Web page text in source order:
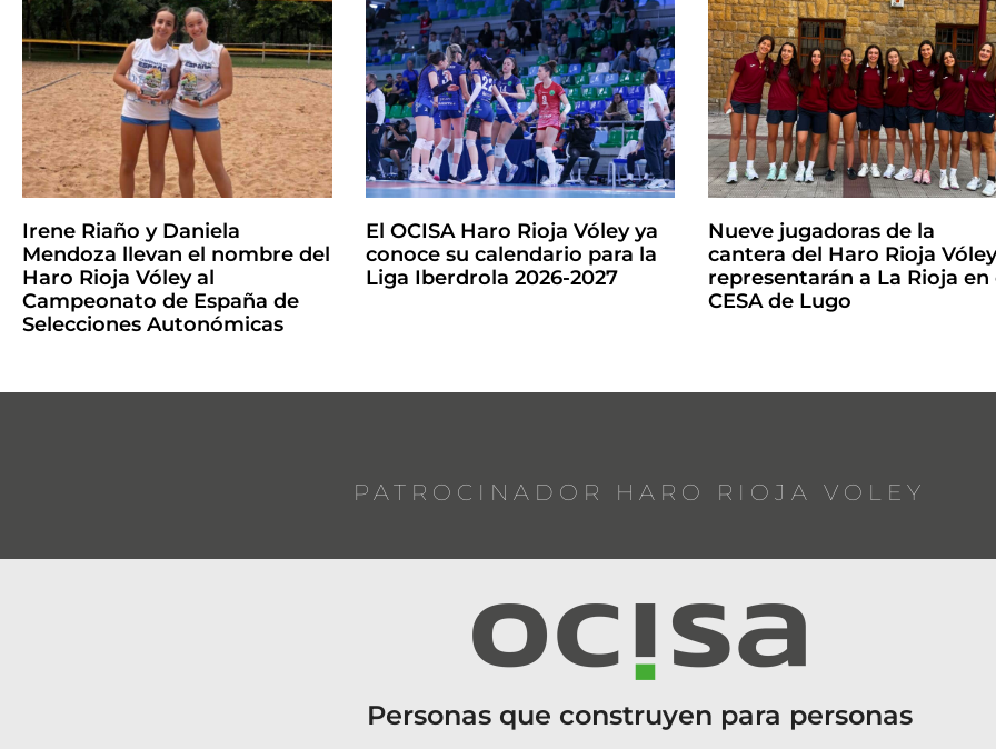
Irene Riaño y Daniela
Mendoza llevan el nombre del
Haro Rioja Vóley al
Campeonato de España de
Selecciones Autonómicas
El OCISA Haro Rioja Vóley ya
conoce su calendario para la
Liga Iberdrola 2026-2027
Nueve jugadoras de la
cantera del Haro Rioja
representarán a La Rioja en
CESA de Lugo
PATROCINADOR HARO RIOJA VOLEY
Personas que construyen para personas